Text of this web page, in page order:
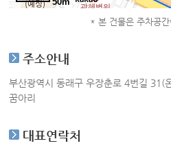
* 본 건물은 주차공간
주소안내
부산광역시 동래구 우장춘로 4번길 31(
꿈아리
대표연락처